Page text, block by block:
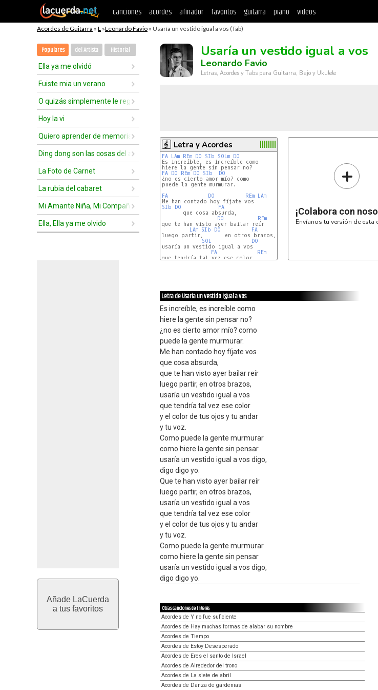
canciones acordes afinador favoritos guitarra piano videos
Acordes de Guitarra » L »Leonardo Favio » Usaría un vestido igual a vos (Tab)
Populares del Artista Historial
Ella ya me olvidó
Fuiste mia un verano
O quizás simplemente le regale una rosa
Hoy la vi
Quiero aprender de memoria
Ding dong son las cosas del amor
La Foto de Carnet
La rubia del cabaret
Mi Amante Niña, Mi Compañera
Ella, Ella ya me olvido
Añade LaCuerda
a tus favoritos
Usaría un vestido igual a vos
Leonardo Favio
Letras, Acordes y Tabs para Guitarra, Bajo y Ukulele
Letra y Acordes
FA LAm REm DO SIb SOLm DO
Es increíble, es increíble como
FA DO REm DO SIb
DO
¿no es cierto amor mío? como
puede la gente murmurar.
FA
DO REm LAm
SIb
DO
FA
       que cosa absurda,
DO
REm
que te han visto ayer bailar reír
LAm SIb DO FA
luego partir,       en otros brazos,
SOL
DO
usaría un vestido igual a vos
FA
REm
que tendría tal vez ese color
+
¡Colabora con
Envíanos tu versión de esta
Letra de Usaría un vestido igual a vos
Es increíble, es increíble como
hiere la gente sin pensar no?
¿no es cierto amor mío? como
puede la gente murmurar.
Me han contado hoy fíjate vos
que cosa absurda,
que te han visto ayer bailar reír
luego partir, en otros brazos,
usaría un vestido igual a vos
que tendría tal vez ese color
y el color de tus ojos y tu andar
y tu voz.
Como puede la gente murmurar
como hiere la gente sin pensar
usaría un vestido igual a vos digo,
digo digo yo.
Que te han visto ayer bailar reír
luego partir, en otros brazos,
usaría un vestido igual a vos
que tendría tal vez ese color
y el color de tus ojos y tu andar
y tu voz.
Como puede la gente murmurar
como hiere la gente sin pensar
usaría un vestido igual a vos digo,
digo digo yo.
Otras canciones de interés
Acordes de Y no fue suficiente
Acordes de Hay muchas formas de alabar su nombre
Acordes de Tiempo
Acordes de Estoy Desesperado
Acordes de Eres el santo de Israel
Acordes de Alrededor del trono
Acordes de La siete de abril
Acordes de Danza de gardenias